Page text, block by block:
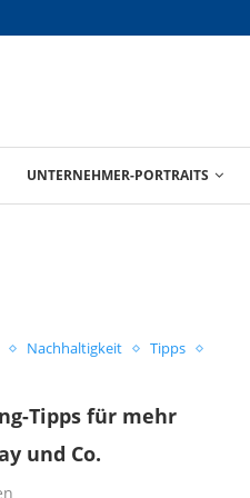
UNTERNEHMER-PORTRAITS
Nachhaltigkeit
Tipps
Tipps für mehr
und Co.